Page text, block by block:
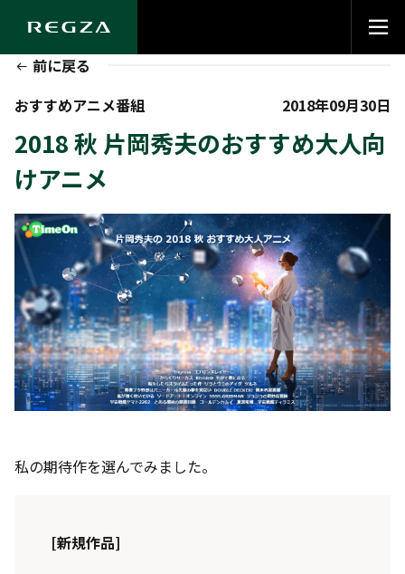
前に戻る
おすすめアニメ番組
2018年09月30日
2018 秋 片岡秀夫のおすすめ大人向
けアニメ
私の期待作を選んでみました。
[新規作品]